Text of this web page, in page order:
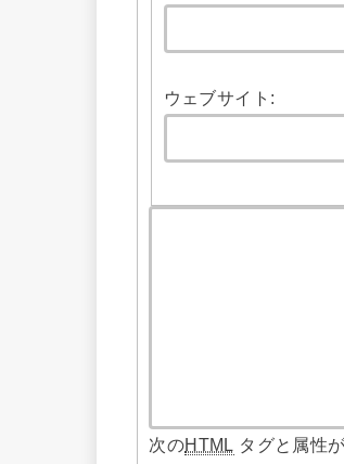
ウェブサイト:
次のHTML タグと属性